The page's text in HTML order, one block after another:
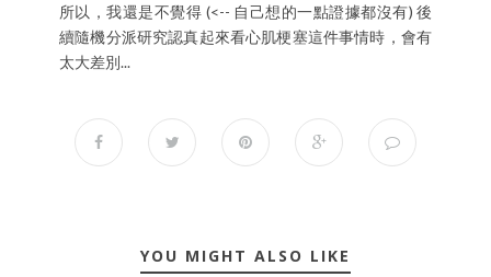
所以，我還是不覺得 (<-- 自己想的一點證據都沒有) 後
續隨機分派研究認真起來看心肌梗塞這件事情時，會有
太大差別...
YOU MIGHT ALSO LIKE